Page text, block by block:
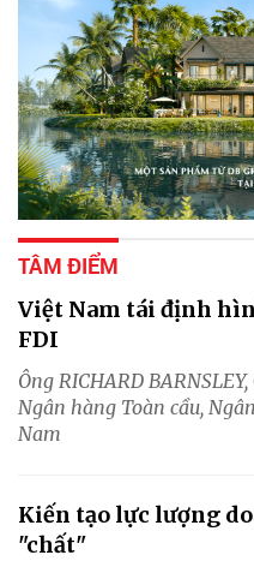
TÂM ĐIỂM
Việt Nam tái định
FDI
Ông RICHARD
Ngân hàng Toàn cầu,
Nam
Kiến tạo lực lượng
"chất"